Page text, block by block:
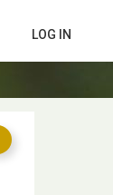
LOG IN